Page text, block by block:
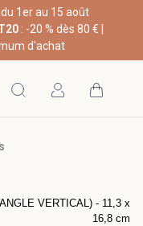
du 1er au 15 août
: -20 % dès 80 € |
d'achat
VERTICAL) - 11,3 x
16,8 cm